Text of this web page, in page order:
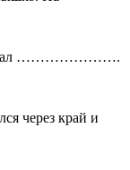
………………….
край и